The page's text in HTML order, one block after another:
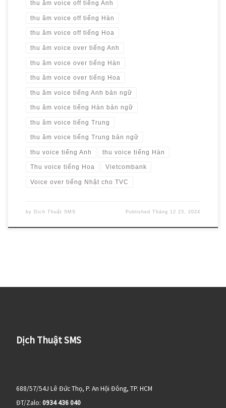
thu âm voice off tiếng Anh
thu âm voice off tiếng Hàn
thu âm voice off tiếng Hoa
thu âm voice over tiếng Anh
thu âm voice over tiếng Hàn
thu âm voice over tiếng Hoa
thu âm voice tiếng Anh bản ngữ
thu âm voice tiếng Hàn bản ngữ
thu âm voice tiếng Trung
thu âm voice tiếng Trung bản ngữ
thu voice tiếng Anh thu voice tiếng Hàn
Thu voice tiếng Hoa Vietcombank
Voice over tiếng Nhật cho TVC
by Dịch Thuật SMS PublishedTháng 12 23, 2024
Dịch Thuật SMS
688/57/54J Lê Đức Thọ, P. An Hội Đông, TP. HCM
ĐT/Zalo: 0934 436 040